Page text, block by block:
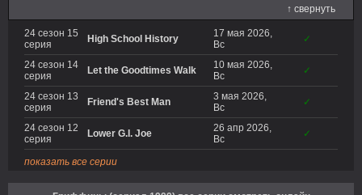
↑ свернуть
24 сезон 15
серия
High School History
17 мая 2026,
Вс
✓
24 сезон 14
серия
Let the Goodtimes Walk
10 мая 2026,
Вс
✓
24 сезон 13
серия
Friend's Best Man
3 мая 2026,
Вс
✓
24 сезон 12
серия
Lower G.I. Joe
26 апр 2026,
Вс
✓
показать все серии